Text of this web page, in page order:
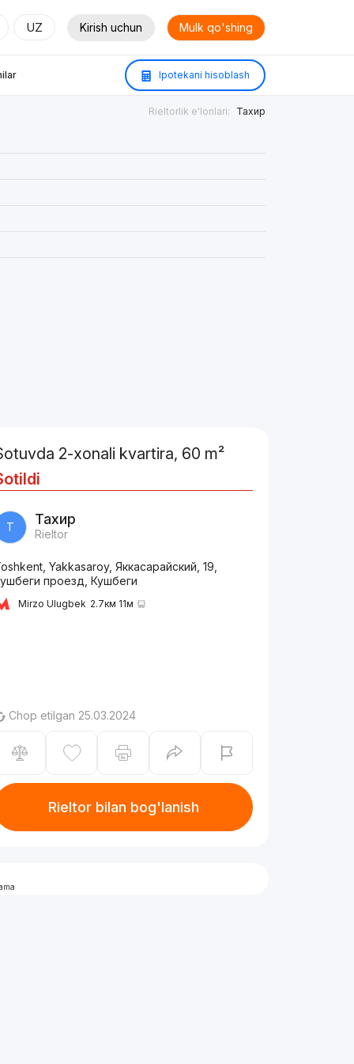
UZ Kirish uchun Mulk qo'shing
Ipotekani hisoblash
Rieltorlik e'lonlari: Тахир
2-xonali kvartira, 60 m²
Т Тахир
Rieltor
Yakkasaroy, Яккасарайский, 19,
проезд, Кушбеги
Mirzo Ulugbek 2.7км 11м
Chop etilgan 25.03.2024
Rieltor bilan bog'lanish